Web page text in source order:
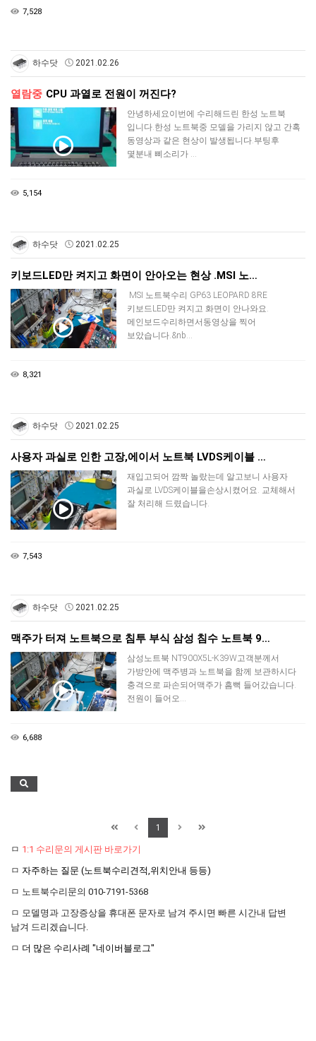
7,528
하수닷 2021.02.26
열람중 CPU 과열로 전원이 꺼진다?
​안녕하세요이번에 수리해드린 한성 노트북
입니다.한성 노트북중 모델을 가리지 않고 간혹
동영상과 같은 현상이 발생됩니다.부팅후
몇분내 삐소리가 …
5,154
하수닷 2021.02.25
키보드LED만 켜지고 화면이 안아오는 현상 .MSI 노…
MSI 노트북수리 GP63 LEOPARD 8RE
키보드LED만 켜지고 화면이 안나와요.
메인보드수리하면서동영상을 찍어
보았습니다.&nb…
8,321
하수닷 2021.02.25
사용자 과실로 인한 고장,에이서 노트북 LVDS케이블 …
재입고되어 깜짝 놀랐는데 알고보니 사용자
과실로 LVDS케이블을손상시켰어요. 교체해서
잘 처리해 드렸습니다.
7,543
하수닷 2021.02.25
맥주가 터져 노트북으로 침투 부식 삼성 침수 노트북 9…
삼성노트북 NT900X5L-K39W고객분께서
가방안에 맥주병과 노트북을 함께 보관하시다
충격으로 파손되어맥주가 흠뻑 들어갔습니다.
전원이 들어오…
6,688
1
ㅁ 1:1 수리문의 게시판 바로가기
ㅁ 자주하는 질문 (노트북수리견적,위치안내 등등)
ㅁ 노트북수리문의 010-7191-5368
ㅁ 모델명과 고장증상을 휴대폰 문자로 남겨 주시면 빠른 시간내 답변
남겨 드리겠습니다.
ㅁ 더 많은 수리사례 "네이버블로그"